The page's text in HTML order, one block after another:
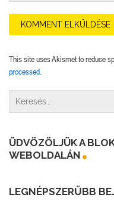
This site uses Akismet to reduce
processed.
ÜDVÖZÖLJÜK A
WEBOLDALÁN
LEGNÉPSZERŰBB